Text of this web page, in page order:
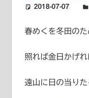
2018-07-07
春めくを冬田の
照れば金日かげ
遠山に日の当り